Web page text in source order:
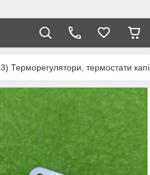
3) Терморегулятори, термостати